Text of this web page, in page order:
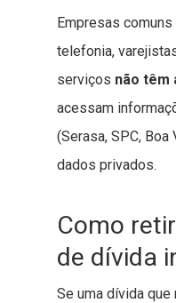
Empresas
telefonia,
serviços não têm
acessam
(Serasa, SPC,
dados privados.
Como
de dívida
Se uma dívida que